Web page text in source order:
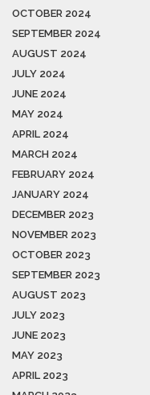
OCTOBER 2024
SEPTEMBER 2024
AUGUST 2024
JULY 2024
JUNE 2024
MAY 2024
APRIL 2024
MARCH 2024
FEBRUARY 2024
JANUARY 2024
DECEMBER 2023
NOVEMBER 2023
OCTOBER 2023
SEPTEMBER 2023
AUGUST 2023
JULY 2023
JUNE 2023
MAY 2023
APRIL 2023